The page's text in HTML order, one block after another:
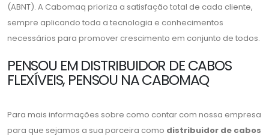
(ABNT). A Cabomaq prioriza a satisfação total de cada cliente,
sempre aplicando toda a tecnologia e conhecimentos
necessários para promover crescimento em conjunto de todos.
PENSOU EM DISTRIBUIDOR DE CABOS
FLEXÍVEIS, PENSOU NA CABOMAQ
Para mais informações sobre como contar com nossa empresa
para que sejamos a sua parceira como distribuidor de cabos